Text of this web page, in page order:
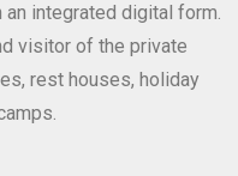
integrated digital form.
visitor of the private
rest houses, holiday